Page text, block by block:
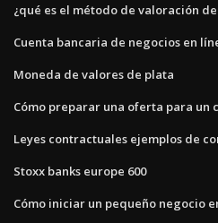
¿qué es el método de valoración de
Cuenta bancaria de negocios en
Moneda de valores de plata
Cómo preparar una oferta para un
Leyes contractuales ejemplos de
Stoxx banks europe 600
Cómo iniciar un pequeño negocio